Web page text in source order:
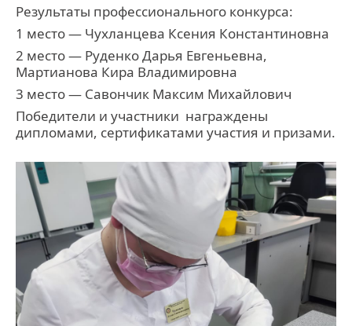
Результаты профессионального конкурса:
1 место — Чухланцева Ксения Константиновна
2 место — Руденко Дарья Евгеньевна,
Мартианова Кира Владимировна
3 место — Савончик Максим Михайлович
Победители и участники награждены
дипломами, сертификатами участия и призами.